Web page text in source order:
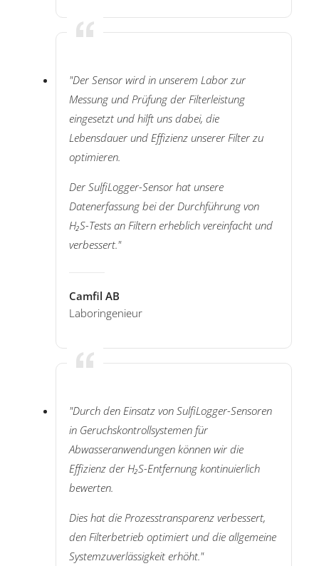
"Der Sensor wird in unserem Labor zur
Messung und Prüfung der Filterleistung
eingesetzt und hilft uns dabei, die
Lebensdauer und Effizienz unserer Filter zu
optimieren.
Der SulfiLogger-Sensor hat unsere
Datenerfassung bei der Durchführung von
H₂S-Tests an Filtern erheblich vereinfacht und
verbessert."
Camfil AB
Laboringenieur
"Durch den Einsatz von SulfiLogger-Sensoren
in Geruchskontrollsystemen für
Abwasseranwendungen können wir die
Effizienz der H₂S-Entfernung kontinuierlich
bewerten.
Dies hat die Prozesstransparenz verbessert,
den Filterbetrieb optimiert und die allgemeine
Systemzuverlässigkeit erhöht."